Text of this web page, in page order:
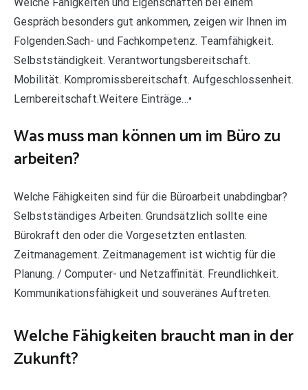
Gespräch besonders gut ankommen, zeigen wir Ihnen im
Folgenden.Sach- und Fachkompetenz. Teamfähigkeit.
Selbstständigkeit. Verantwortungsbereitschaft.
Mobilität. Kompromissbereitschaft. Aufgeschlossenheit.
Lernbereitschaft.Weitere Einträge…•
Was muss man können um im Büro zu
arbeiten?
Welche Fähigkeiten sind für die Büroarbeit unabdingbar?
Selbstständiges Arbeiten. Grundsätzlich sollte eine
Bürokraft den oder die Vorgesetzten entlasten.
Zeitmanagement. Zeitmanagement ist wichtig für die
Planung. / Computer- und Netzaffinität. Freundlichkeit.
Kommunikationsfähigkeit und souveränes Auftreten.
Welche Fähigkeiten braucht man in der
Zukunft?